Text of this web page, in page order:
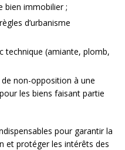
bien immobilier ;
d’urbanisme
technique (amiante, plomb,
non-opposition à une
les biens faisant partie
pour garantir la
et protéger les intérêts des